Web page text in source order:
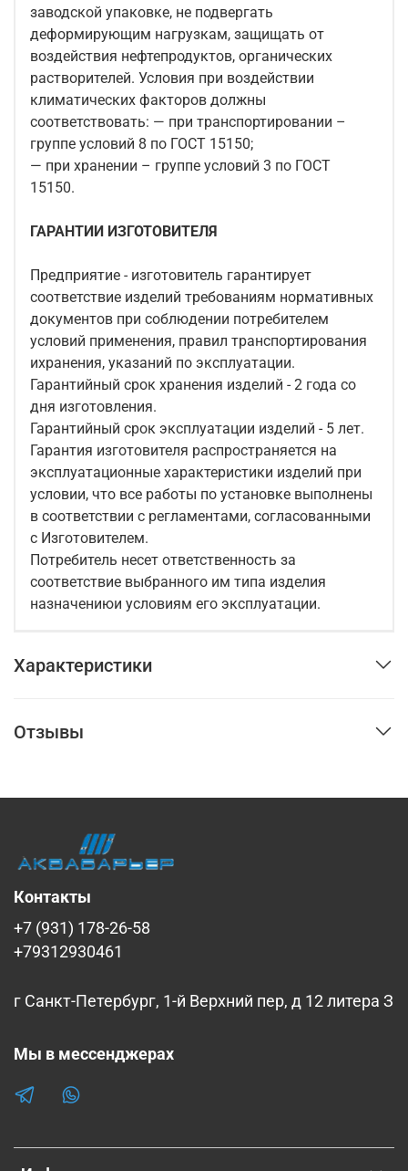
заводской упаковке, не подвергать
деформирующим нагрузкам, защищать от
воздействия нефтепродуктов, органических
растворителей. Условия при воздействии
климатических факторов должны
соответствовать: — при транспортировании –
группе условий 8 по ГОСТ 15150;
— при хранении – группе условий 3 по ГОСТ
15150.
ГАРАНТИИ ИЗГОТОВИТЕЛЯ
Предприятие - изготовитель гарантирует
соответствие изделий требованиям нормативных
документов при соблюдении потребителем
условий применения, правил транспортирования
ихранения, указаний по эксплуатации.
Гарантийный срок хранения изделий - 2 года со
дня изготовления.
Гарантийный срок эксплуатации изделий - 5 лет.
Гарантия изготовителя распространяется на
эксплуатационные характеристики изделий при
условии, что все работы по установке выполнены
в соответствии с регламентами, согласованными
с Изготовителем.
Потребитель несет ответственность за
соответствие выбранного им типа изделия
назначениюи условиям его эксплуатации.
Характеристики
Отзывы
Контакты
+7 (931) 178-26-58
+79312930461
г Санкт-Петербург, 1-й Верхний пер, д 12 литера З
Мы в мессенджерах